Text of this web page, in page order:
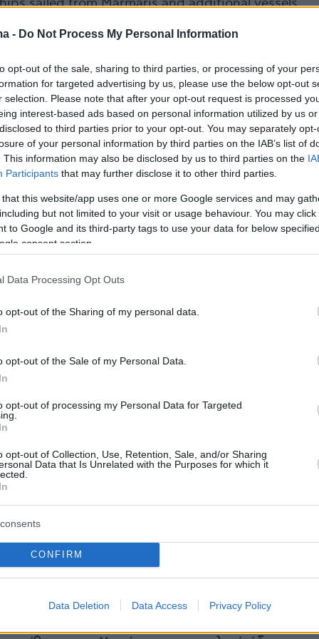
- Do Not Process My Personal Information
opt-out of the sale, sharing to third parties, or processing of your
for targeted advertising by us, please use the below opt-out
selection. Please note that after your opt-out request is processed
interest-based ads based on personal information utilized by us
to third parties prior to your opt-out. You may separately
of your personal information by third parties on the IAB’s list of
This information may also be disclosed by us to third parties on the
Participants that may further disclose it to other third parties.
that this website/app uses one or more Google services and may
but not limited to your visit or usage behaviour. You may
to Google and its third-party tags to use your data for below
consent section.
Data Processing Opt Outs
opt-out of the Sharing of my personal data.
opt-out of the Sale of my Personal Data.
opt-out of processing my Personal Data for Targeted
opt-out of Collection, Use, Retention, Sale, and/or Sharing
Data that Is Unrelated with the Purposes for which it
CONFIRM
Data Deletion Data Access Privacy Policy
sailed from Marmaris and additional vessels
tX1o9fs5YO
(@MOSSADil)May 14, 2026
σκάφη αναχώρησαν από τη Μαρμαρίδα πριν
Sumud (GSF), ο Γκορκέμ Ντουρού,
προς τη Γάζα», πρόσθεσε.
του Συνασπισμού του Στολίσκου
σχέδιά τους, μόλις ο στολίσκος διευρυνθεί
του 2025, το πρώτο ταξίδι του Στολίσκου
(που σημαίνει «ανθεκτικότητα» στα
τη Γάζα έστρεψε επάνω του τα
του κόσμου. Αναχαιτίστηκε από τις
ανοιχτά των αιγυπτιακών ακτών και οι
μεταφέρθηκαν αρχικά στο Ισραήλ και